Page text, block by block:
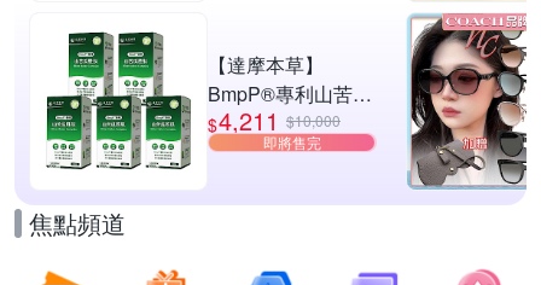
【達摩本草】
BmpP®專利山苦瓜
胜肽x5盒(90顆/盒、
共450顆)
$4,211 $10,000
即將售完
焦點頻道